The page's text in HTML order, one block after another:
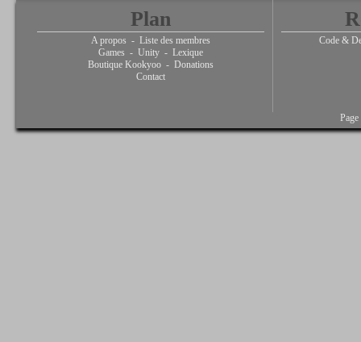
Plan
A propos - Liste des membres
Games - Unity - Lexique
Boutique Kookyoo - Donations
Contact
Code &